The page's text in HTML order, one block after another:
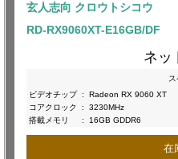
玄人志向 クロウトシコウ
RD-RX9060XT-E16GB/DF
ネッ
ス
ビデオチップ :
Radeon RX 9060 XT
コアクロック
:
3230MHz
搭載メモリ
: 16GB GDDR6
在